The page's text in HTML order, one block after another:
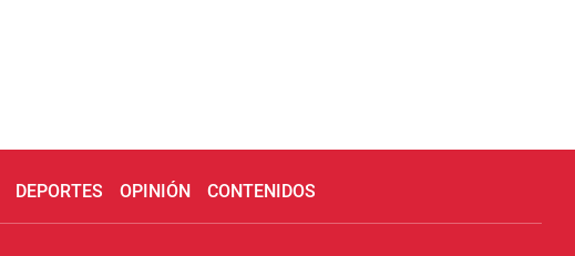
DEPORTES OPINIÓN CONTENIDOS